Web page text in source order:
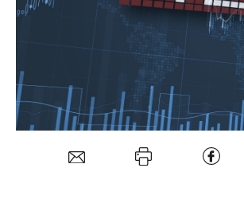
Mein Konto